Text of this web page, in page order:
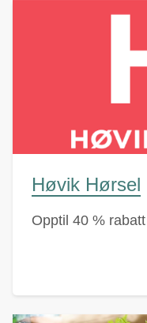
Høvik Hørsel
Opptil 40 %